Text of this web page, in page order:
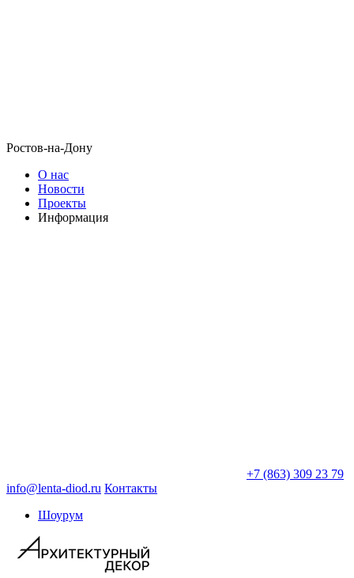
Ростов-на-Дону
О нас
Новости
Проекты
Информация
+7 (863) 309 23 79
info@lenta-diod.ru Контакты
Шоурум